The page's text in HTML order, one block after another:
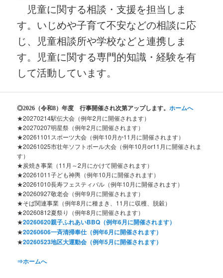
児童に関する相談・支援を担当しま
す。いじめや子育て不安などの相談に応
じ、児童相談所や学校などと連携しま
す。児童に関する専門的知識・経験を有
して活動しています。
◎2026 （令和8）年度 行事開催され次第アップします。ホームへ
★20270214駅伝大会（例年2月に開催されます）
★20270207明星祭（例年2月に開催されます）
★20261101スポーツ大会（例年10月か11月に開催されます）
★20261025市壮年ソフトボール大会（例年10月or11月に開催されま
す）
★炭焼き事業（11月～2月にかけて開催されます）
★20261011子ども神輿（例年10月に開催されます）
★20261010長寿フェスティバル（例年10月に開催されます）
★20260927敬老会（例年9月に開催されます）
★そば関連事業（例年8月に種まき、11月に収穫、脱穀）
★20260812夏祭り（例年8月に開催されます）
★20260620親子ふれあいBBQ（例年6月に開催されます）
★20260606一斉清掃奉仕（例年6月に開催されます）
★20260523地区大運動会（例年5月に開催されます）
⇒ホームへ